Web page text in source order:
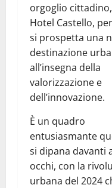
orgoglio cittadino,
Hotel Castello,
si prospetta una
destinazione
all’insegna della
valorizzazione e
dell’innovazione.
È un quadro
entusiasmante
si dipana davanti
occhi, con la
urbana del 2024